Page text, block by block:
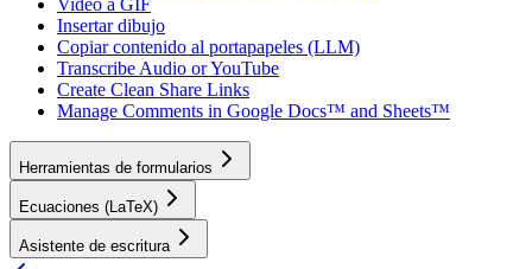
Video a GIF
Insertar dibujo
Copiar contenido al portapapeles (LLM)
Transcribe Audio or YouTube
Create Clean Share Links
Manage Comments in Google Docs™ and Sheets™
Herramientas de formularios
Ecuaciones (LaTeX)
Asistente de escritura